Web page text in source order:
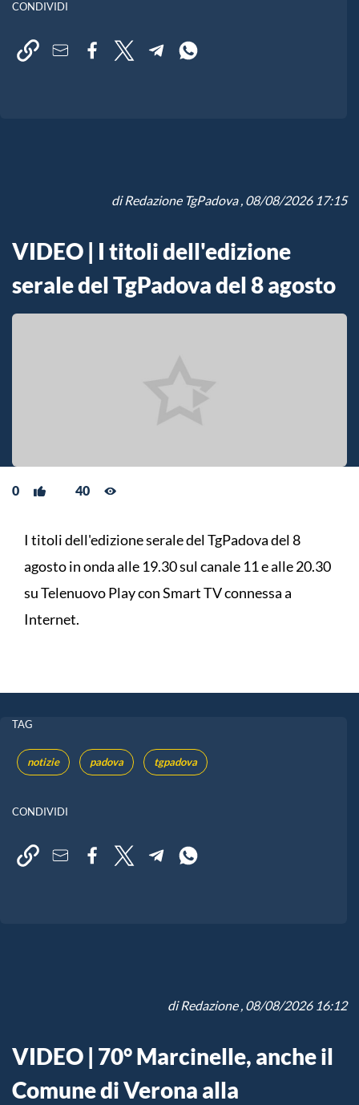
CONDIVIDI
diRedazione TgPadova, 08/08/2026 17:15
VIDEO | I titoli dell'edizione
serale del TgPadova del 8 agosto
0 40
I titoli dell'edizione serale del TgPadova del 8
agosto in onda alle 19.30 sul canale 11 e alle 20.30
su Telenuovo Play con Smart TV connessa a
Internet.
TAG
notizie padova tgpadova
CONDIVIDI
diRedazione, 08/08/2026 16:12
VIDEO | 70° Marcinelle, anche il
Comune di Verona alla